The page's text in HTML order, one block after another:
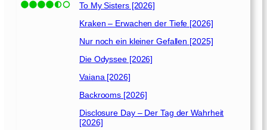
To My Sisters [2026]
Kraken – Erwachen der Tiefe [2026]
Nur noch ein kleiner Gefallen [2025]
Die Odyssee [2026]
Vaiana [2026]
Backrooms [2026]
Disclosure Day – Der Tag der Wahrheit
[2026]